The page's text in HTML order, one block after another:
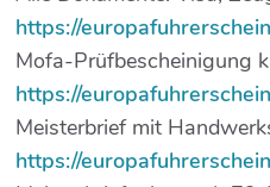
https://
Mofa-Prüfbescheinigung
https://
Meisterbrief mit
https://